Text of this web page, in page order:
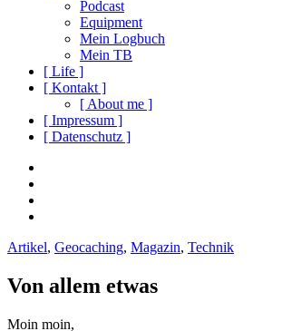
Podcast
Equipment
Mein Logbuch
Mein TB
[ Life ]
[ Kontakt ]
[ About me ]
[ Impressum ]
[ Datenschutz ]
Social
Navigation
Artikel, Geocaching, Magazin, Technik
Von allem etwas
Moin moin,